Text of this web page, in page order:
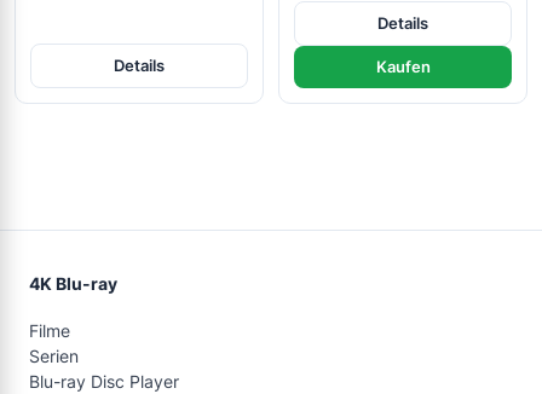
Details
Details
Kaufen
4K Blu-ray
Filme
Serien
Blu-ray Disc Player